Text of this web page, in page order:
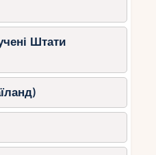
велосипедних
всієї родини. Особливо
набережної Ніцци
велосипеди з
чи причепами.
Штати